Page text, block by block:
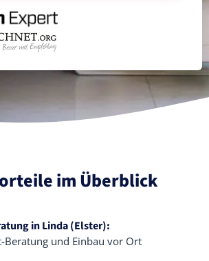
im Überblick
in Linda (Elster):
Beratung und Einbau vor Ort